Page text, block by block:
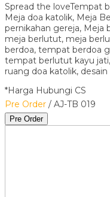
Spread the loveTempat
Meja doa katolik, Meja
pernikahan gereja, Meja
meja berlutut, meja
berdoa, tempat berdoa
tempat berlutut kayu
ruang doa katolik,
*Harga Hubungi CS
Pre Order / AJ-TB 019
Pre Order